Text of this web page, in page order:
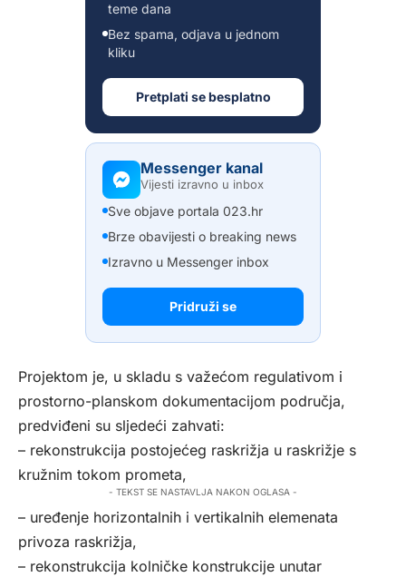
teme dana
Bez spama, odjava u jednom
kliku
Pretplati se besplatno
Messenger kanal
Vijesti izravno u inbox
Sve objave portala 023.hr
Brze obavijesti o breaking news
Izravno u Messenger inbox
Pridruži se
Projektom je, u skladu s važećom regulativom i
prostorno-planskom dokumentacijom područja,
predviđeni su sljedeći zahvati:
– rekonstrukcija postojećeg raskrižja u raskrižje s
kružnim tokom prometa,
- TEKST SE NASTAVLJA NAKON OGLASA -
– uređenje horizontalnih i vertikalnih elemenata
privoza raskrižja,
– rekonstrukcija kolničke konstrukcije unutar